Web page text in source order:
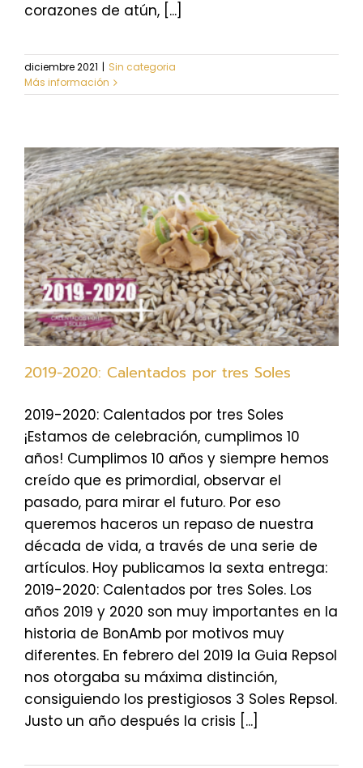
corazones de atún, [...]
diciembre 2021 | Sin categoria
Más información
2019-2020: Calentados por tres Soles
2019-2020: Calentados por tres Soles
¡Estamos de celebración, cumplimos 10
años! Cumplimos 10 años y siempre hemos
creído que es primordial, observar el
pasado, para mirar el futuro. Por eso
queremos haceros un repaso de nuestra
década de vida, a través de una serie de
artículos. Hoy publicamos la sexta entrega:
2019-2020: Calentados por tres Soles. Los
años 2019 y 2020 son muy importantes en la
historia de BonAmb por motivos muy
diferentes. En febrero del 2019 la Guia Repsol
nos otorgaba su máxima distinción,
consiguiendo los prestigiosos 3 Soles Repsol.
Justo un año después la crisis [...]